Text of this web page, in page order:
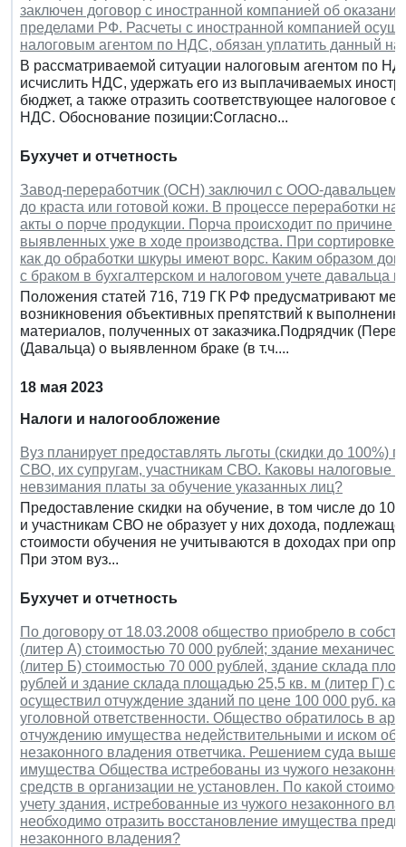
заключен договор с иностранной компанией об
пределами РФ. Расчеты с иностранной компанией
налоговым агентом по НДС, обязан уплатить данный
В рассматриваемой ситуации налоговым агентом по
исчислить НДС, удержать его из выплачиваемых
бюджет, а также отразить соответствующее налоговое
НДС. Обоснование позиции:Согласно...
Бухучет и отчетность
Завод-переработчик (ОСН) заключил с ООО-давальцем
до краста или готовой кожи. В процессе переработки
акты о порче продукции. Порча происходит по
выявленных уже в ходе производства. При сортировке
как до обработки шкуры имеют ворс. Каким образом
с браком в бухгалтерском и налоговом учете давальца
Положения статей 716, 719 ГК РФ предусматривают
возникновения объективных препятствий к
материалов, полученных от заказчика.Подрядчик
(Давальца) о выявленном браке (в т.ч....
18 мая 2023
Налоги и налогообложение
Вуз планирует предоставлять льготы (скидки до 100%)
СВО, их супругам, участникам СВО. Каковы налоговые
невзимания платы за обучение указанных лиц?
Предоставление скидки на обучение, в том числе до
и участникам СВО не образует у них дохода,
стоимости обучения не учитываются в доходах при
При этом вуз...
Бухучет и отчетность
По договору от 18.03.2008 общество приобрело в
(литер А) стоимостью 70 000 рублей; здание
(литер Б) стоимостью 70 000 рублей, здание склада
рублей и здание склада площадью 25,5 кв. м (литер Г)
осуществил отчуждение зданий по цене 100 000 руб.
уголовной ответственности. Общество обратилось в
отчуждению имущества недействительными и иском об
незаконного владения ответчика. Решением суда
имущества Общества истребованы из чужого
средств в организации не установлен. По какой
учету здания, истребованные из чужого незаконного
необходимо отразить восстановление имущества
незаконного владения?